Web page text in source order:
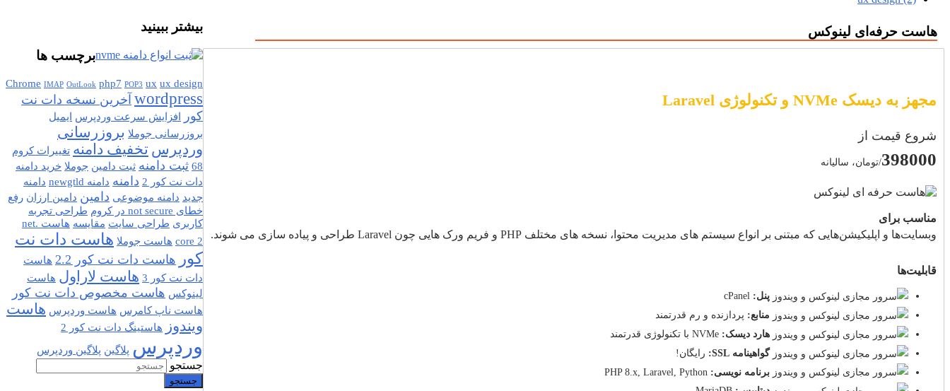
هاست حرفه‌ای لینوکس
مجهز به دیسک NVMe و تکنولوژی Laravel
شروع قیمت از
398000/تومان، سالیانه
مناسب برای
وبسایت‌ها و اپلیکیشن‌هایی که مبتنی بر انواع سیستم های مدیریت محتوا، نسخه های مختلف PHP و فریم ورک هایی چون Laravel طراحی و پیاده سازی می شوند.
قابلیت‌ها
پنل:
منابع: پردازنده و رم قدرتمند
هارد دیسک:
گواهینامه SSL:
رایگان!
برنامه نویسی: PHP 8.x, Laravel, Python
بیشتر ببینید
برچسب ها
Chrome IMAP OutLook php7 POP3 ux ux design
wordpress آخرین نسخه دات نت
کور افزایش سرعت وردپرس ایمیل
بروزرسانی جوملا بروزرسانی
وردپرس تخفیف دامنه تغییرات کروم
68 ثبت دامنه ثبت دامین جوملا خرید دامنه
دات نت کور 2
دامنه دامنه newgtld
دامنه
جدید دامنه موضوعی دامین دامین ارزان رفع
خطای not secure در کروم
طراحی تجربه
کاربری طراحی سایت مقایسه
هاست .net
core 2 هاست جوملا هاست دات نت
کور هاست دات نت کور 2.2
هاست
دات نت کور 3
هاست لاراول هاست
لینوکس هاست مخصوص دات نت کور
هاست ناپ کامرس هاست وردپرس هاست
ویندوز
هاستینگ دات نت کور 2
وردپرس پلاگین پلاگین وردپرس
جستجو